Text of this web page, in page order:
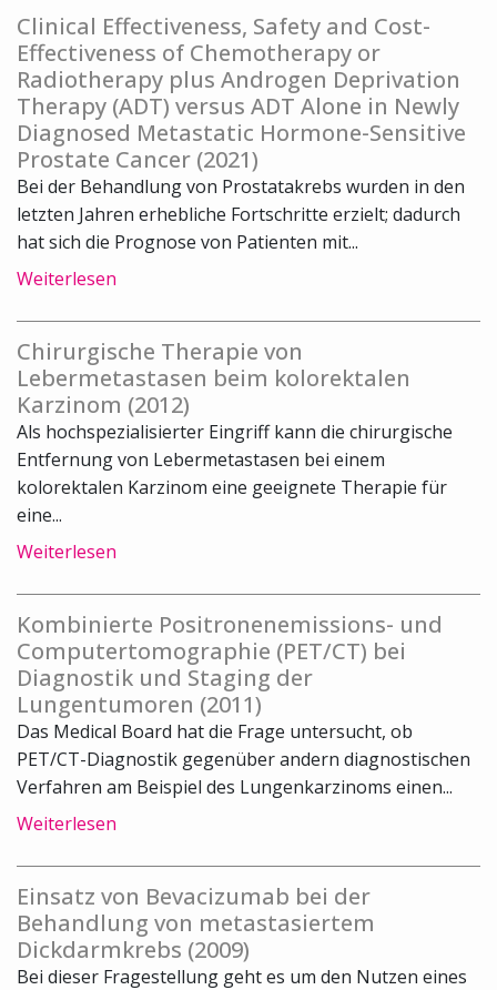
Clinical Effectiveness, Safety and Cost-
Effectiveness of Chemotherapy or
Radiotherapy plus Androgen Deprivation
Therapy (ADT) versus ADT Alone in Newly
Diagnosed Metastatic Hormone-Sensitive
Prostate Cancer (2021)
Bei der Behandlung von Prostatakrebs wurden in den
letzten Jahren erhebliche Fortschritte erzielt; dadurch
hat sich die Prognose von Patienten mit...
Weiterlesen
Chirurgische Therapie von
Lebermetastasen beim kolorektalen
Karzinom (2012)
Als hochspezialisierter Eingriff kann die chirurgische
Entfernung von Lebermetastasen bei einem
kolorektalen Karzinom eine geeignete Therapie für
eine...
Weiterlesen
Kombinierte Positronenemissions- und
Computertomographie (PET/CT) bei
Diagnostik und Staging der
Lungentumoren (2011)
Das Medical Board hat die Frage untersucht, ob
PET/CT-Diagnostik gegenüber andern diagnostischen
Verfahren am Beispiel des Lungenkarzinoms einen...
Weiterlesen
Einsatz von Bevacizumab bei der
Behandlung von metastasiertem
Dickdarmkrebs (2009)
Bei dieser Fragestellung geht es um den Nutzen eines